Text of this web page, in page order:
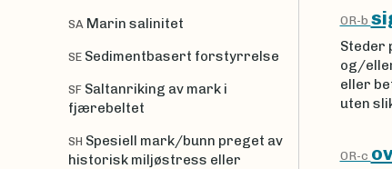
OR-b
Steder
og/
eller
uten
OR-c
SA Marin salinitet
SE Sedimentbasert forstyrrelse
SF Saltanriking av mark i
fjærebeltet
SH Spesiell mark/bunn preget av
historisk miljøstress eller